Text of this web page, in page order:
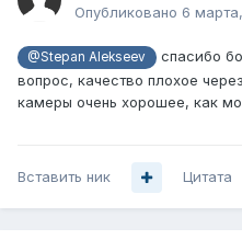
Опубликовано 6
@Stepan Alekseev
спасибо
вопрос, качество плохое
камеры очень хорошее, как
Вставить ник Цитата